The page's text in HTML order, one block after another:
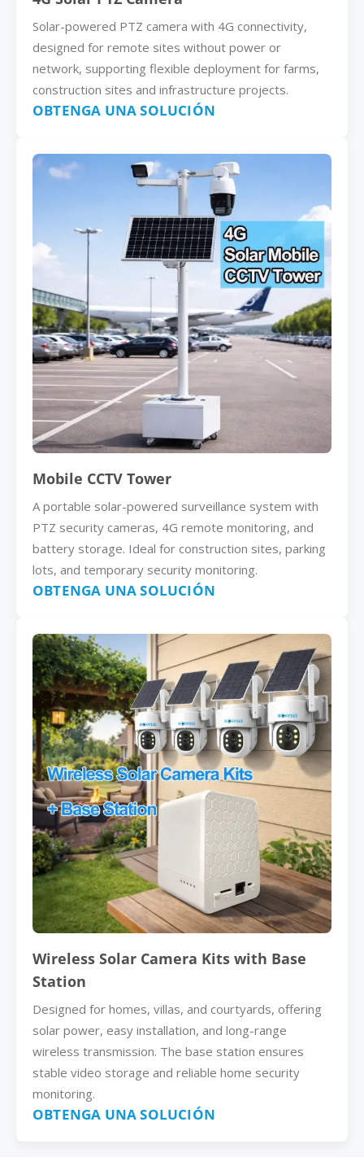
Solar-powered PTZ camera with 4G connectivity,
designed for remote sites without power or
network, supporting flexible deployment for farms,
construction sites and infrastructure projects.
OBTENGA UNA SOLUCIÓN
Mobile CCTV Tower
A portable solar-powered surveillance system with
PTZ security cameras, 4G remote monitoring, and
battery storage. Ideal for construction sites, parking
lots, and temporary security monitoring.
OBTENGA UNA SOLUCIÓN
Wireless Solar Camera Kits with Base
Station
Designed for homes, villas, and courtyards, offering
solar power, easy installation, and long-range
wireless transmission. The base station ensures
stable video storage and reliable home security
monitoring.
OBTENGA UNA SOLUCIÓN